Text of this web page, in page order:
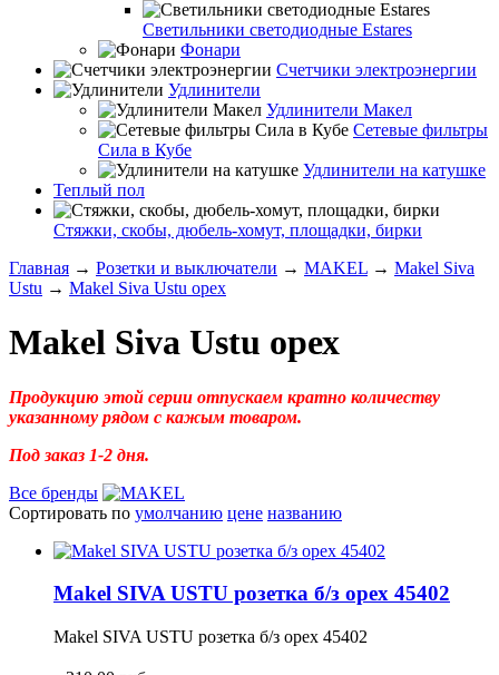
Светильники светодиодные Estares
Фонари
Счетчики электроэнергии
Удлинители
Удлинители Макел
Сетевые фильтры
Сила в Кубе
Удлинители на катушке
Теплый пол
Стяжки, скобы, дюбель-хомут, площадки, бирки
Главная → Розетки и выключатели → MAKEL → Makel Siva
Ustu → Makel Siva Ustu орех
Makel Siva Ustu орех
Продукцию этой серии отпускаем кратно количеству
указанному рядом с кажым товаром.
Под заказ 1-2 дня.
Все бренды
Сортировать по умолчанию цене названию
Makel SIVA USTU розетка б/з орех 45402
Makel SIVA USTU розетка б/з орех 45402